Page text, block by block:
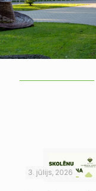
3. jūlijs, 2026